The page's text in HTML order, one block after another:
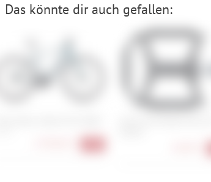
Das könnte dir auch gefallen: